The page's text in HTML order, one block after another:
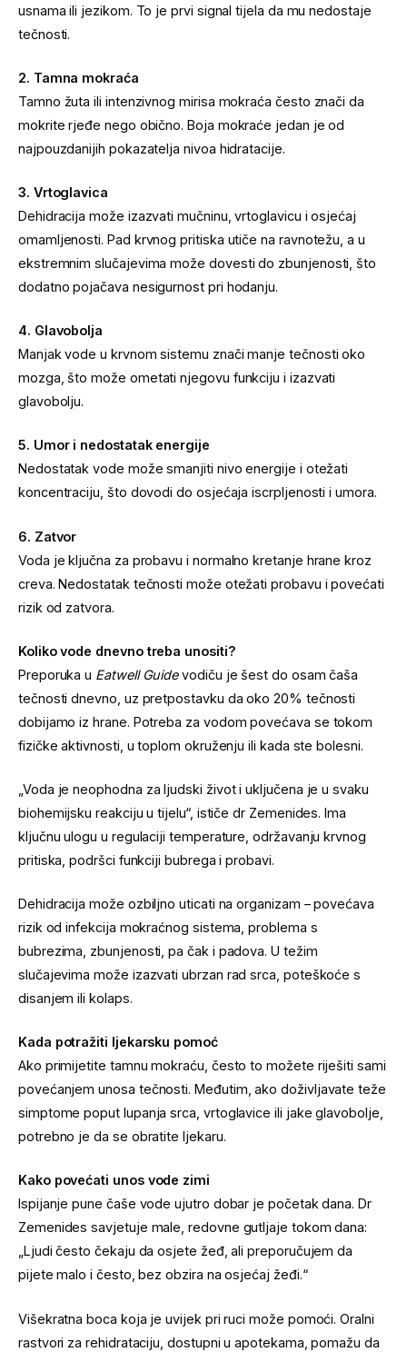
usnama ili jezikom. To je prvi signal tijela da mu nedostaje
tečnosti.
2. Tamna mokraća
Tamno žuta ili intenzivnog mirisa mokraća često znači da
mokrite rjeđe nego obično. Boja mokraće jedan je od
najpouzdanijih pokazatelja nivoa hidratacije.
3. Vrtoglavica
Dehidracija može izazvati mučninu, vrtoglavicu i osjećaj
omamljenosti. Pad krvnog pritiska utiče na ravnotežu, a u
ekstremnim slučajevima može dovesti do zbunjenosti, što
dodatno pojačava nesigurnost pri hodanju.
4. Glavobolja
Manjak vode u krvnom sistemu znači manje tečnosti oko
mozga, što može ometati njegovu funkciju i izazvati
glavobolju.
5. Umor i nedostatak energije
Nedostatak vode može smanjiti nivo energije i otežati
koncentraciju, što dovodi do osjećaja iscrpljenosti i umora.
6. Zatvor
Voda je ključna za probavu i normalno kretanje hrane kroz
creva. Nedostatak tečnosti može otežati probavu i povećati
rizik od zatvora.
Koliko vode dnevno treba unositi?
Preporuka u Eatwell Guidevodiču je šest do osam čaša
tečnosti dnevno, uz pretpostavku da oko 20% tečnosti
dobijamo iz hrane. Potreba za vodom povećava se tokom
fizičke aktivnosti, u toplom okruženju ili kada ste bolesni.
„Voda je neophodna za ljudski život i uključena je u svaku
biohemijsku reakciju u tijelu“, ističe dr Zemenides. Ima
ključnu ulogu u regulaciji temperature, održavanju krvnog
pritiska, podršci funkciji bubrega i probavi.
Dehidracija može ozbiljno uticati na organizam – povećava
rizik od infekcija mokraćnog sistema, problema s
bubrezima, zbunjenosti, pa čak i padova. U težim
slučajevima može izazvati ubrzan rad srca, poteškoće s
disanjem ili kolaps.
Kada potražiti ljekarsku pomoć
Ako primijetite tamnu mokraću, često to možete riješiti sami
povećanjem unosa tečnosti. Međutim, ako doživljavate teže
simptome poput lupanja srca, vrtoglavice ili jake glavobolje,
potrebno je da se obratite ljekaru.
Kako povećati unos vode zimi
Ispijanje pune čaše vode ujutro dobar je početak dana. Dr
Zemenides savjetuje male, redovne gutljaje tokom dana:
„Ljudi često čekaju da osjete žeđ, ali preporučujem da
pijete malo i često, bez obzira na osjećaj žeđi.“
Višekratna boca koja je uvijek pri ruci može pomoći. Oralni
rastvori za rehidrataciju, dostupni u apotekama, pomažu da